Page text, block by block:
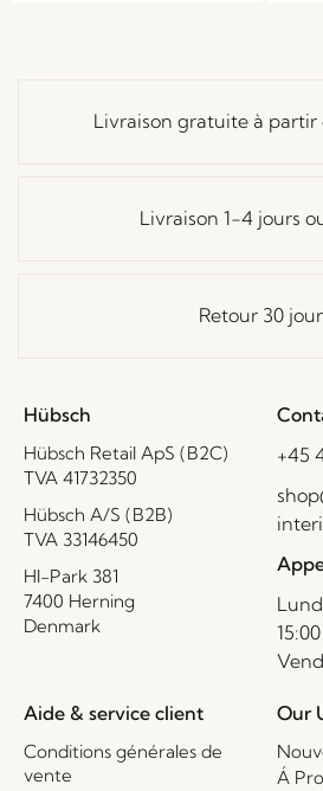
Livraison gratuite à partir
Livraison 1-4 jours
Retour 30
Hübsch
Hübsch Retail ApS (B2C)
TVA 41732350
Hübsch A/S (B2B)
TVA 33146450
HI-Park 381
7400 Herning
Denmark
+45
15:00
Aide & service client
Conditions générales de
vente
Our
Á